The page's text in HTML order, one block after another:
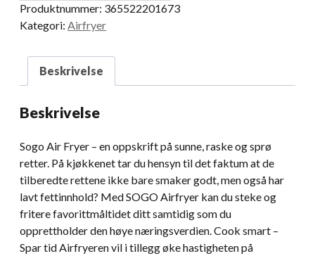
Produktnummer: 365522201673
Kategori: Airfryer
Beskrivelse
Beskrivelse
Sogo Air Fryer – en oppskrift på sunne, raske og sprø
retter. På kjøkkenet tar du hensyn til det faktum at de
tilberedte rettene ikke bare smaker godt, men også har
lavt fettinnhold? Med SOGO Airfryer kan du steke og
fritere favorittmåltidet ditt samtidig som du
opprettholder den høye næringsverdien. Cook smart –
Spar tid Airfryeren vil i tillegg øke hastigheten på